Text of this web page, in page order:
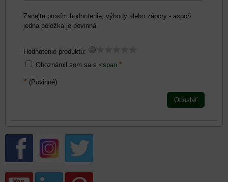
Zadajte prosím hodnotenie, výhody alebo zápory - aspoň
jedna položka je povinná.
Hodnotenie produktu:
Oboznámil som sa s <span *
* (Povinné)
Odoslať